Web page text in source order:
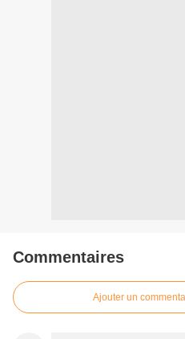
Commentaires
Ajouter un